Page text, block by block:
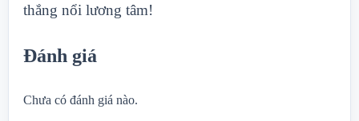
thắng nổi lương tâm!
Đánh giá
Chưa có đánh giá nào.